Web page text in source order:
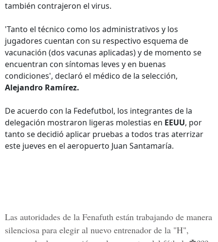
también contrajeron el virus.
'Tanto el técnico como los administrativos y los
jugadores cuentan con su respectivo esquema de
vacunación (dos vacunas aplicadas) y de momento se
encuentran con síntomas leves y en buenas
condiciones', declaró el médico de la selección,
Alejandro Ramírez.
De acuerdo con la Fedefutbol, los integrantes de la
delegación mostraron ligeras molestias en EEUU, por
tanto se decidió aplicar pruebas a todos tras aterrizar
este jueves en el aeropuerto Juan Santamaría.
Las autoridades de la Fenafuth están trabajando de manera
silenciosa para elegir al nuevo entrenador de la "H",